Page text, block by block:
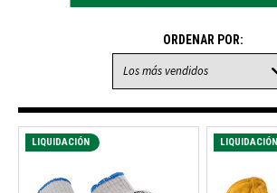
ORDENAR POR:
LIQUIDACIÓN LIQUIDACIÓN